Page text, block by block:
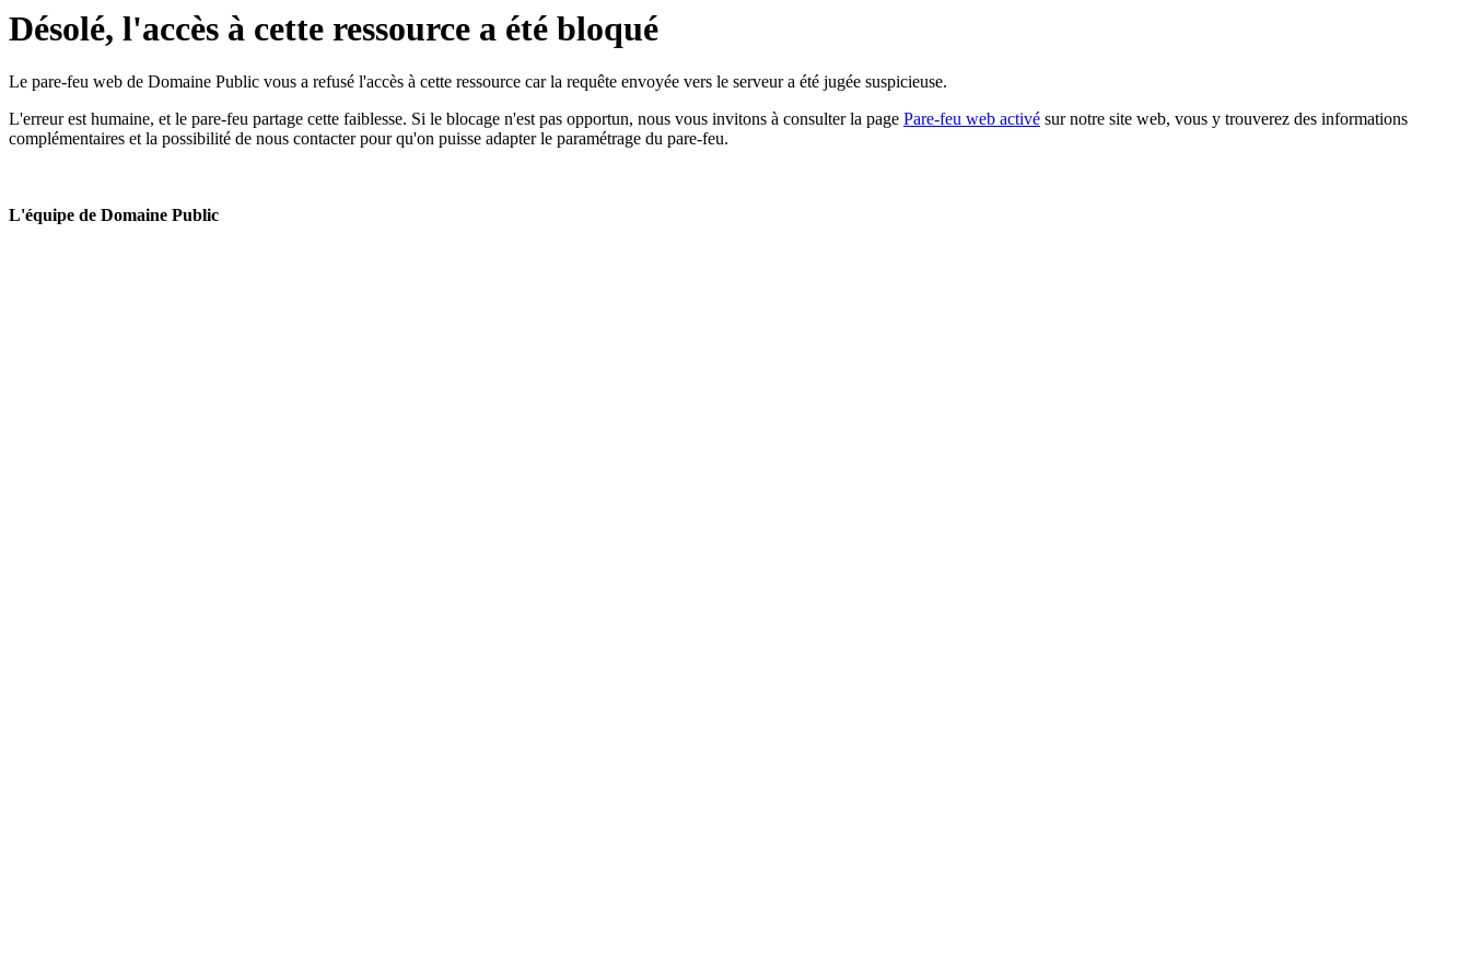
Désolé, l'accès à cette ressource a été bloqué
Le pare-feu web de Domaine Public vous a refusé l'accès à cette ressource car la requête envoyée vers le serveur a été jugée suspicieuse.
L'erreur est humaine, et le pare-feu partage cette faiblesse. Si le blocage n'est pas opportun, nous vous invitons à consulter la page Pare-feu web activé sur notre site web, vous y trouverez des informations
complémentaires et la possibilité de nous contacter pour qu'on puisse adapter le paramétrage du pare-feu.
L'équipe de Domaine Public